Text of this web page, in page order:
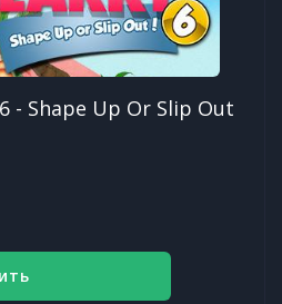
- Shape Up Or Slip Out